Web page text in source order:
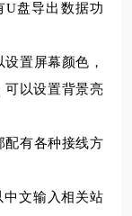
U盘导出数据功
设置屏幕颜色，
可以设置背景亮
配有各种接线方
中文输入相关站